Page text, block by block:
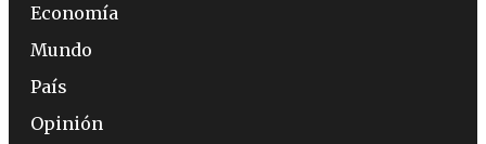
Economía
Mundo
País
Opinión